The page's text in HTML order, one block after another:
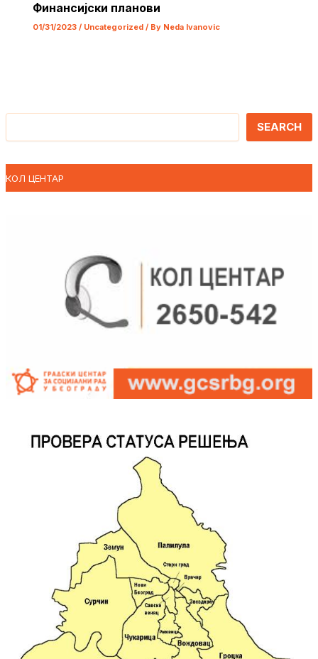
Финансијски планови
01/31/2023 / Uncategorized/ By Neda Ivanovic
Претрага
SEARCH
КОЛ ЦЕНТАР